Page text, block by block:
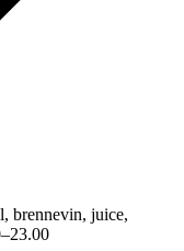
brennevin, juice,